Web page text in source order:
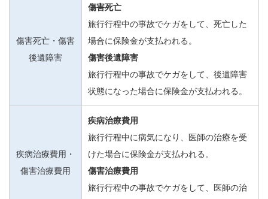
傷害死亡・傷害
後遺障害
傷害死亡
旅行行程中の事故でケガをして、死亡した
場合に保険金が支払われる。
傷害後遺障害
旅行行程中の事故でケガをして、後遺障害
状態になった場合に保険金が支払われる。
疾病治療費用・
傷害治療費用
疾病治療費用
旅行行程中に病気になり、医師の治療を受
けた場合に保険金が支払われる。
傷害治療費用
旅行行程中の事故でケガをして、医師の治